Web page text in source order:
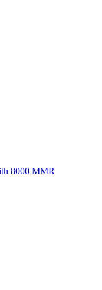
8000 MMR